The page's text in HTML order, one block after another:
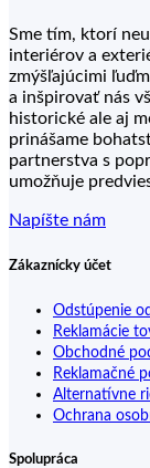
Sme tím, ktorí
interiérov a
zmýšľajúcimi
a inšpirovať nás
historické ale aj
prinášame
partnerstva s
umožňuje
Napíšte nám
Zákaznícky účet
Odstúpenie
Reklamácie
Obchodné
Reklamačné
Alternatívne
Ochrana
Spolupráca